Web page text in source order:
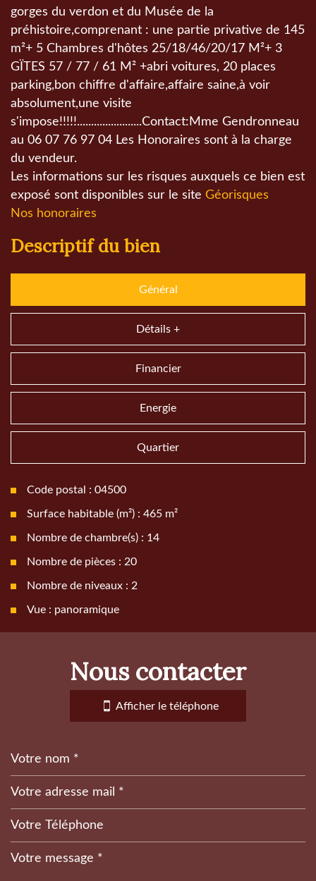
gorges du verdon et du Musée de la
préhistoire,comprenant : une partie privative de 145
m²+ 5 Chambres d'hôtes 25/18/46/20/17 M²+ 3
GÏTES 57 / 77 / 61 M² +abri voitures, 20 places
parking,bon chiffre d'affaire,affaire saine,à voir
absolument,une visite
s'impose!!!!!.......................Contact:Mme Gendronneau
au 06 07 76 97 04 Les Honoraires sont à la charge
du vendeur.
Les informations sur les risques auxquels ce bien est
exposé sont disponibles sur le site Géorisques
Nos honoraires
descriptif du bien
Général
Détails +
Financier
Energie
Quartier
Code postal : 04500
Surface habitable (m²) : 465 m²
Nombre de chambre(s) : 14
Nombre de pièces : 20
Nombre de niveaux : 2
Vue : panoramique
la ville de quinson (04500)
nous contacter
Afficher le téléphone